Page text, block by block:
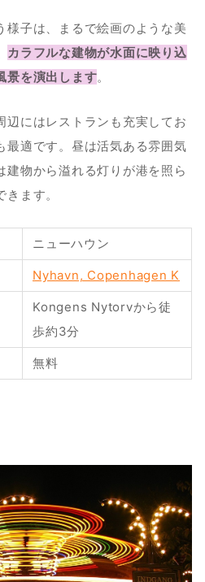
様子は、まるで絵画のような美
カラフルな建物が水面に映り込
景を演出します。
辺にはレストランも充実してお
最適です。昼は活気ある雰囲気
建物から溢れる灯りが港を照ら
ます。
ニューハウン
Nyhavn, Copenhagen K
Kongens Nytorvから徒
歩約3分
無料